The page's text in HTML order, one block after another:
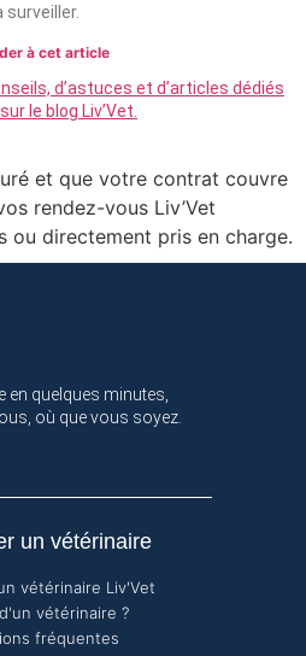
surveiller.
à cet article
d’astuces et d’articles dédiés
le blog Liv’Vet.
et que votre contrat couvre
rendez-vous Liv’Vet
ou directement pris en charge.
en quelques minutes,
où que vous soyez.
un vétérinaire
vétérinaire Liv'Vet
vétérinaire ?
fréquentes